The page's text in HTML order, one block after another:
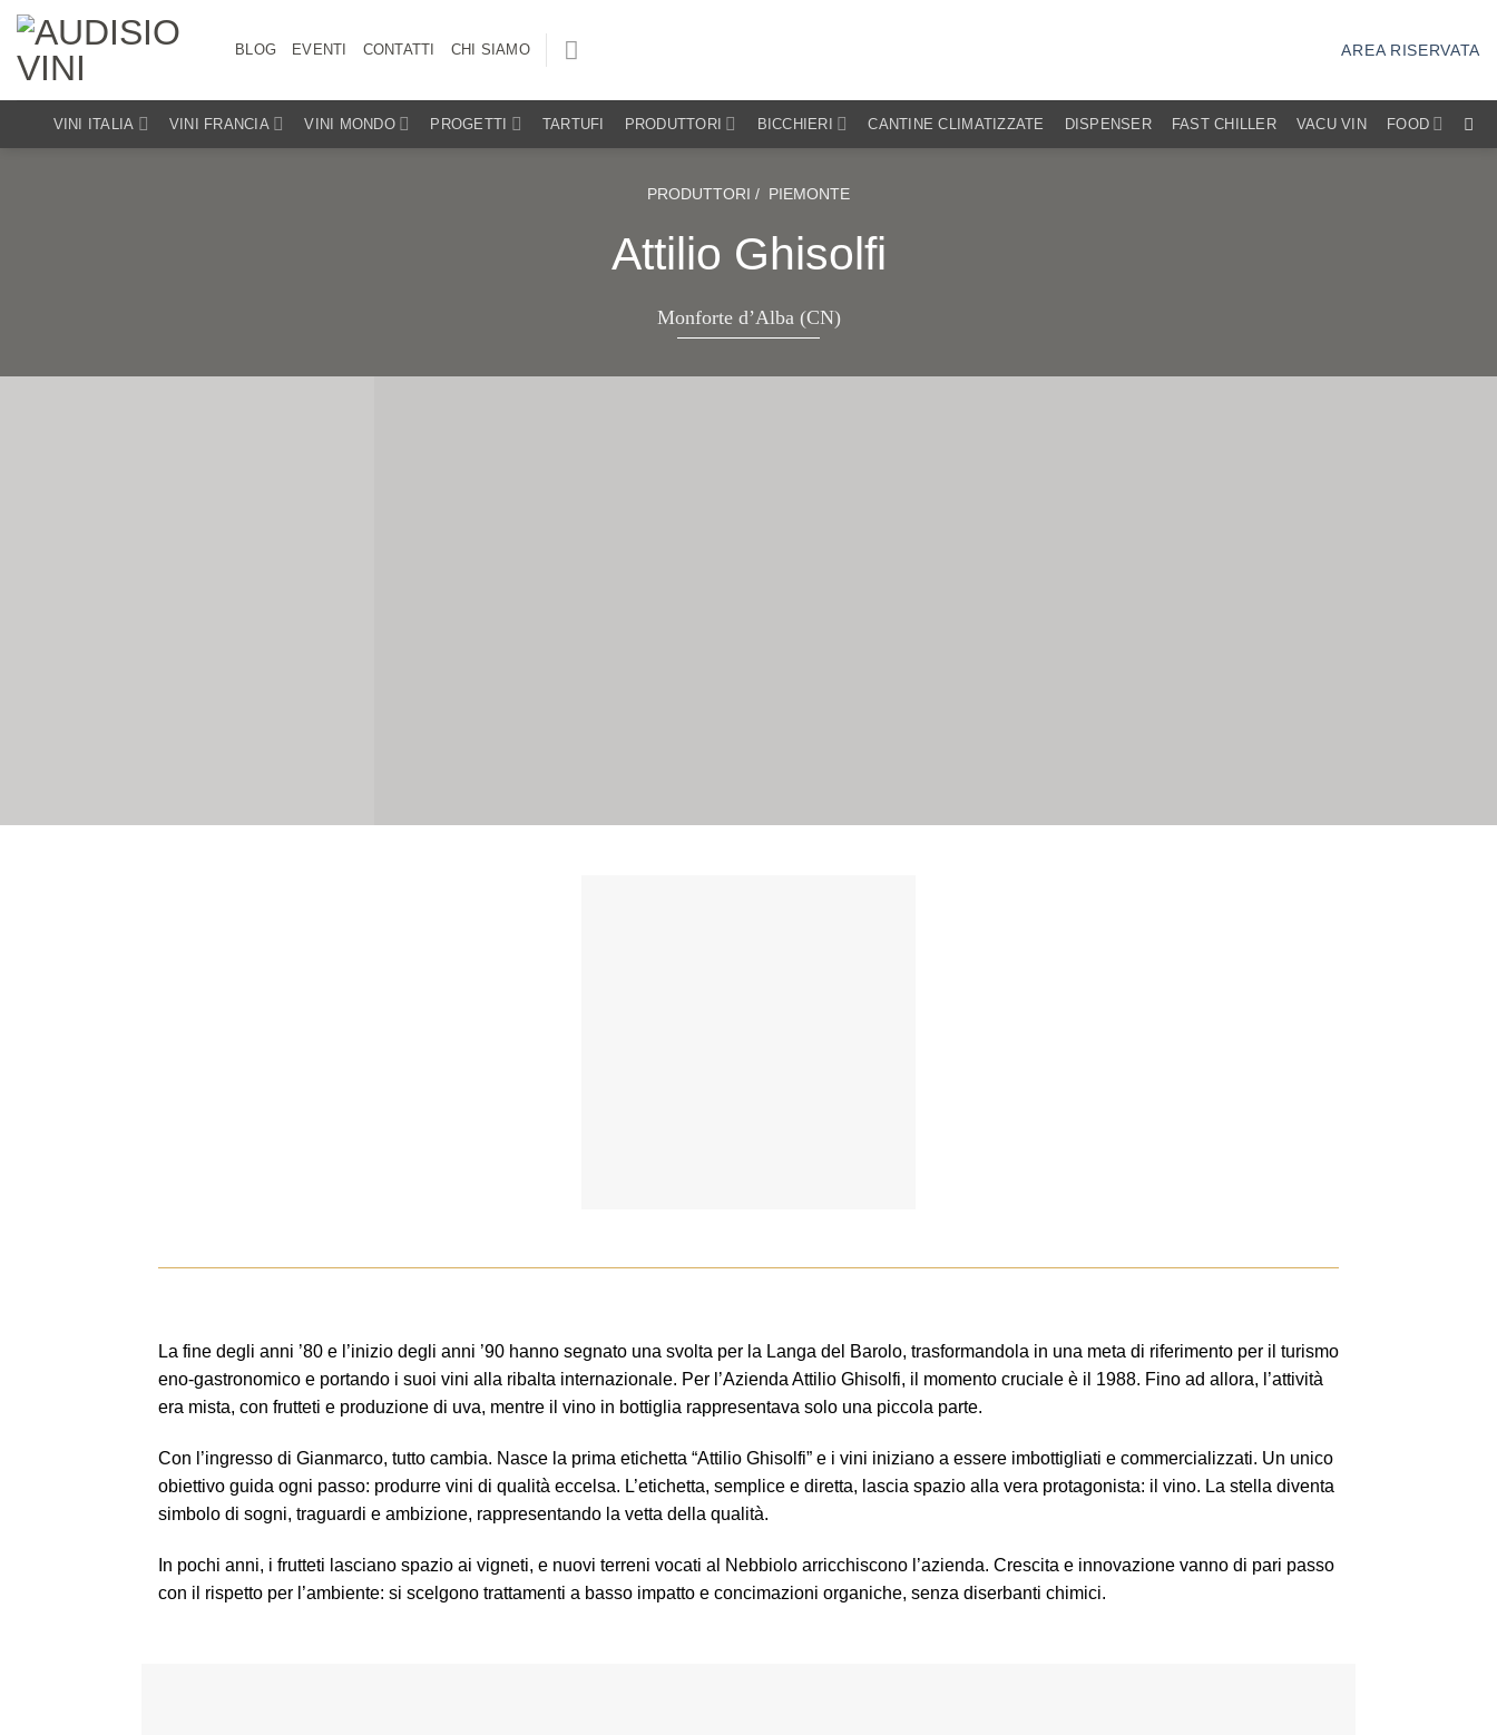
Salta
contenuti
BLOG EVENTI CONTATTI CHI SIAMO AREA RISERVATA
VINI ITALIA VINI FRANCIA VINI MONDO PROGETTI TARTUFI PRODUTTORI BICCHIERI CANTINE CLIMATIZZATE DISPENSER FAST CHILLER VACU VIN FOOD
PRODUTTORI / PIEMONTE
Attilio Ghisolfi
Monforte d’Alba (CN)
La fine degli anni ’80 e l’inizio degli anni ’90 hanno segnato una svolta per la Langa del Barolo, trasformandola in una meta di riferimento per il turismo
eno-gastronomico e portando i suoi vini alla ribalta internazionale. Per l’Azienda Attilio Ghisolfi, il momento cruciale è il 1988. Fino ad allora, l’attività
era mista, con frutteti e produzione di uva, mentre il vino in bottiglia rappresentava solo una piccola parte.
Con l’ingresso di Gianmarco, tutto cambia. Nasce la prima etichetta “Attilio Ghisolfi” e i vini iniziano a essere imbottigliati e commercializzati. Un unico
obiettivo guida ogni passo: produrre vini di qualità eccelsa. L’etichetta, semplice e diretta, lascia spazio alla vera protagonista: il vino. La stella diventa
simbolo di sogni, traguardi e ambizione, rappresentando la vetta della qualità.
In pochi anni, i frutteti lasciano spazio ai vigneti, e nuovi terreni vocati al Nebbiolo arricchiscono l’azienda. Crescita e innovazione vanno di pari passo
con il rispetto per l’ambiente: si scelgono trattamenti a basso impatto e concimazioni organiche, senza diserbanti chimici.